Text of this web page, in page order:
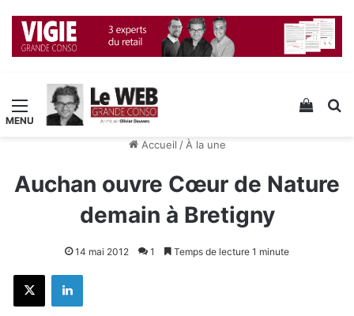
Menu Voir
Accueil / À la une
Auchan ouvre Cœur de Nature
demain à Bretigny
14 mai 2012 1 Temps de lecture 1 minute
X Linkedin